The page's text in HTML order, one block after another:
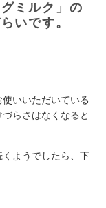
ミルク」の
いです。
いいただいている
らさはなくなると
ようでしたら、下